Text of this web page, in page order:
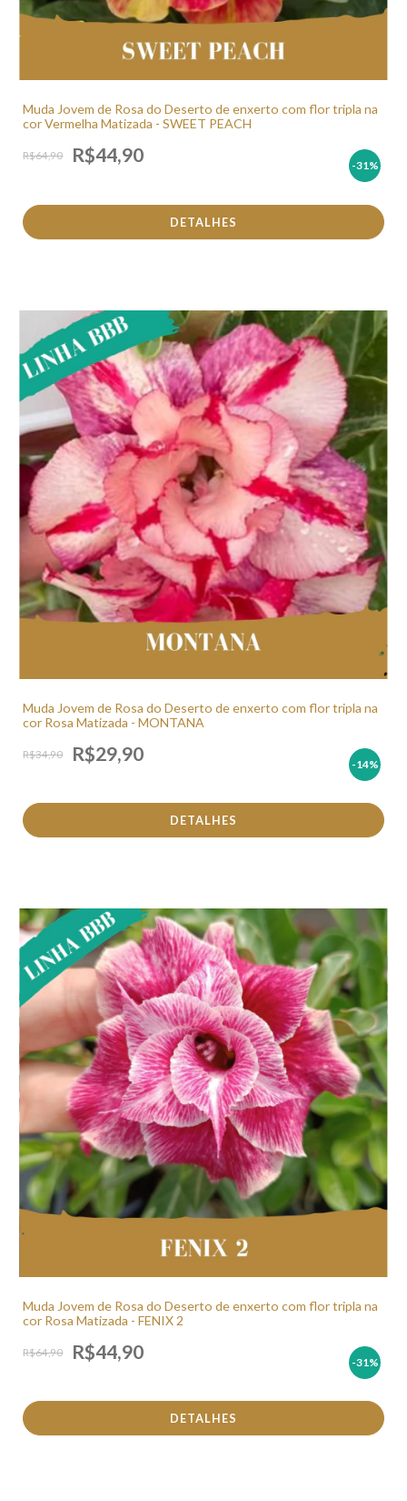
Muda Jovem de Rosa do Deserto de enxerto com flor tripla na
cor Vermelha Matizada - SWEET PEACH
R$64,90 R$44,90 -31%
DETALHES
Muda Jovem de Rosa do Deserto de enxerto com flor tripla na
cor Rosa Matizada - MONTANA
R$34,90 R$29,90 -14%
DETALHES
Muda Jovem de Rosa do Deserto de enxerto com flor tripla na
cor Rosa Matizada - FENIX 2
R$64,90 R$44,90 -31 %
DETALHES